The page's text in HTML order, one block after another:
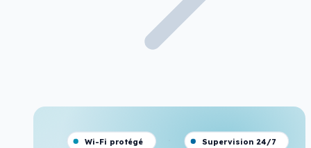
Wi-Fi protégé Supervision 24/7